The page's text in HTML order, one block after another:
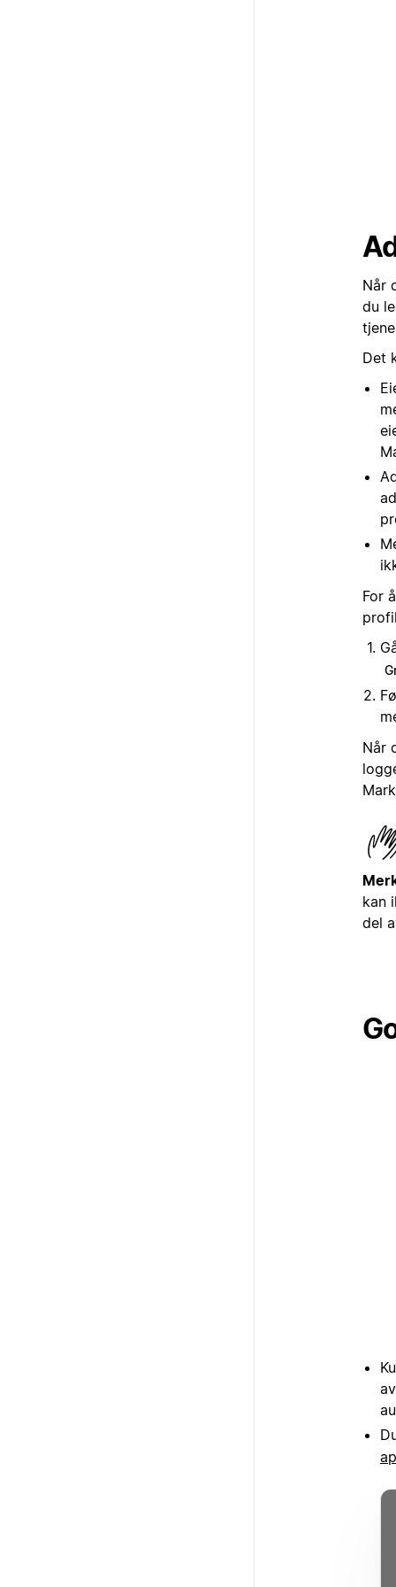
Når
du
Det
For
Når
kan
del